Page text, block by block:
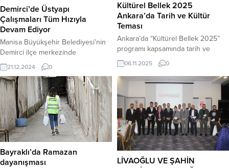
Demirci’de Üstyapı
Çalışmaları Tüm Hızıyla
Devam Ediyor
Manisa Büyükşehir Belediyesi’nin
Demirci ilçe merkezinde
gerçekleştirdiği üstyapı çalışmaları
tüm hızıyla devam ediyor.
21.12.2024 0
Kültürel Bellek 2025
Ankara’da Tarih ve Kültür
Teması
Ankara’da “Kültürel Bellek 2025”
programı kapsamında tarih ve
kültür teması işleniyor. Kentin
hafızasına kazınan tarihi dokular,
oturumlar ve sergilerle
Kent Konseyi (AKK) ev sahipliğinde
düzenlenen “Kültürel Bellek 2025”
programı, Ankara Resim ve Heykel
Müzesi’ndeki açılışının ardından
ikinci gününde Ankara Kent
Konseyi Binası’nda devam etti.
Program, 8 Kasım...
06.11.2025 0
Bayraklı’da Ramazan
dayanışması
LİVAOĞLU VE ŞAHİN